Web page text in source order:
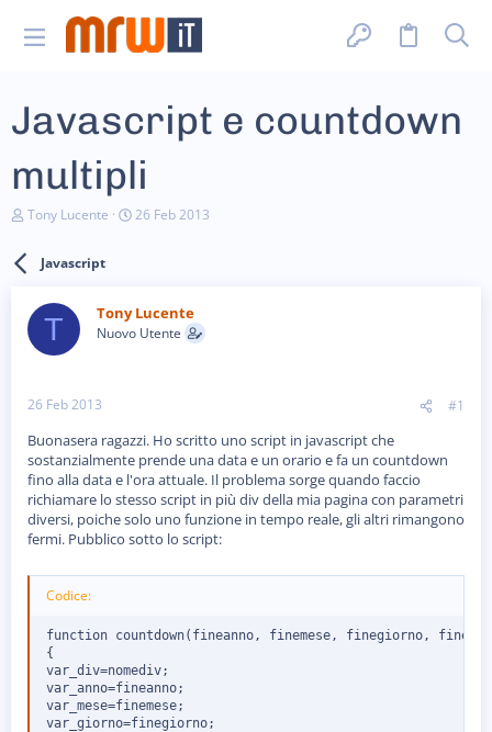
Javascript e countdown
multipli
C
r
e
D
c
s
s
i
o
n
e
Tony Lucente
D
i
n
26 Feb 2013
Javascript
T Tony Lucente
Nuovo Utente
26 Feb 2013 #1
Buonasera ragazzi. Ho scritto uno script in javascript che
sostanzialmente prende una data e un orario e fa un countdown
fino alla data e l'ora attuale. Il problema sorge quando faccio
richiamare lo stesso script in più div della mia pagina con parametri
diversi, poiche solo uno funzione in tempo reale, gli altri rimangono
fermi. Pubblico sotto lo script:
Codice:
function countdown(fineanno, finemese, finegiorno,
{
var_div=nomediv;
var_anno=fineanno;
var_mese=finemese;
var_giorno=finegiorno;